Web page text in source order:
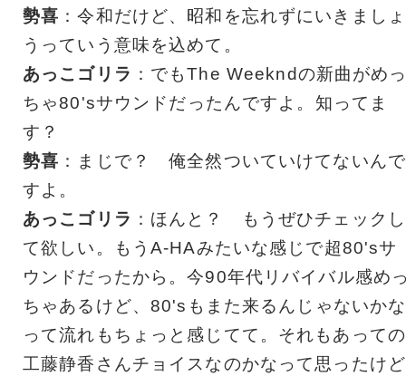
勢喜 ：令和だけど、昭和を忘れずにいきましょ
うっていう意味を込めて。
あっこゴリラ ：でもThe Weekndの新曲がめ
ちゃ80'sサウンドだったんですよ。知ってま
す？
勢喜 ：まじで？ 俺全然ついていけてないんで
すよ。
あっこゴリラ ：ほんと？ もうぜひチェックし
て欲しい。もうA-HAみたいな感じで超80'sサ
ウンドだったから。今90年代リバイバル感め
ちゃあるけど、80'sもまた来るんじゃないかな
って流れもちょっと感じてて。それもあっての
工藤静香さんチョイスなのかなって思ったけど